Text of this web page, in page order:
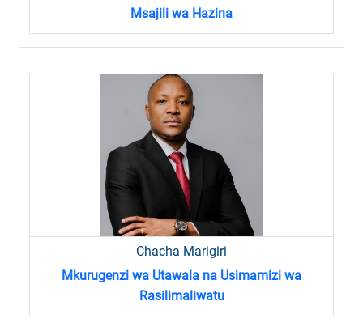
Msajili wa Hazina
Chacha Marigiri
Mkurugenzi wa Utawala na Usimamizi wa
Rasilimaliwatu